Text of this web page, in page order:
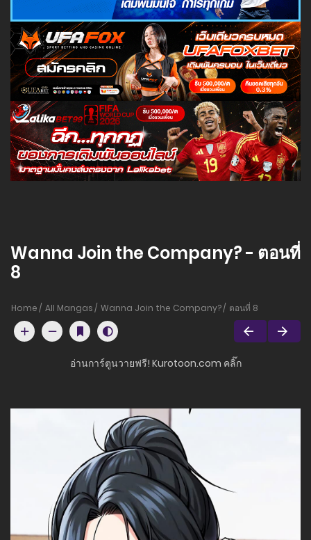
Wanna Join the Company? - ตอนที่
8
Home All Mangas Wanna Join the Company? ตอนที่ 8
อ่านการ์ตูนวายฟรี! Kurotoon.com คลิ๊ก